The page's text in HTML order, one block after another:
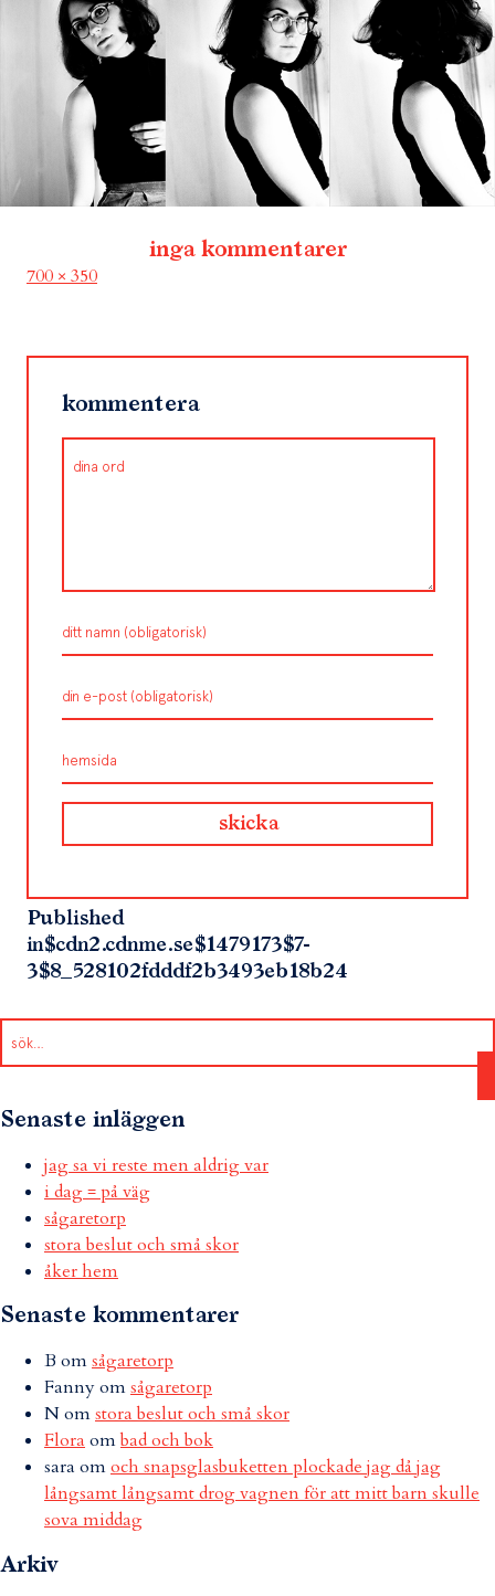
inga kommentarer
Full
700 × 350
kommentera
Published
in$cdn2.cdnme.se$1479173$7-
3$8_528102fdddf2b3493eb18b24
Senaste inläggen
jag sa vi reste men aldrig var
i dag = på väg
sågaretorp
stora beslut och små skor
åker hem
Senaste kommentarer
B omsågaretorp
Fannyomsågaretorp
Nomstora beslut och små skor
Flora ombad och bok
sara omoch snapsglasbuketten plockade jag då jag
långsamt långsamt drog vagnen för att mitt barn skulle
sova middag
Arkiv